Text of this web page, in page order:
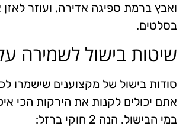
ואבץ ברמת ספיגה אדירה, ועוזר
בסלטים.
שיטות בישול לשמירה
סודות בישול של מקצוענים שישמרו
אתם יכולים לקנות את הירקות הכי
במי הבישול. הנה 2 חוקי ברזל: